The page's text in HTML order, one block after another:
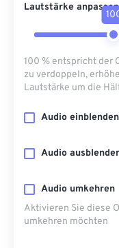
Lautstärke anpassen
100 % entspricht der
zu verdoppeln,
Lautstärke um die
Audio einblenden
Audio
Audio umkehren
Aktivieren Sie diese
umkehren möchten